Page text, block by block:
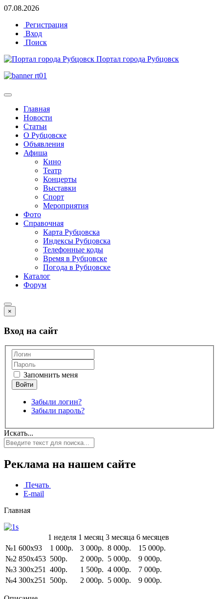
07.08.2026
Регистрация
Вход
Поиск
Портал города Рубцовск
Главная
Новости
Статьи
О Рубцовске
Объявления
Афиша
Кино
Театр
Концерты
Выставки
Спорт
Мероприятия
Фото
Справочная
Карта Рубцовска
Индексы Рубцовска
Телефонные коды
Время в Рубцовске
Погода в Рубцовске
Каталог
Форум
×
Вход на сайт
Запомнить меня
Забыли логин?
Забыли пароль?
Искать...
Реклама на нашем сайте
Печать
E-mail
Главная
1 неделя 1 месяц 3 месяца 6 месяцев
№1 600x93
1 000р. 3 000р. 8 000р.
15 000р.
№2 850x453 500р. 2 000р. 5 000р.
9 000р.
№3 300x251
400р. 1 500р. 4 000р.
7 000р.
№4 300x251
500р. 2 000р. 5 000р. 9 000р.